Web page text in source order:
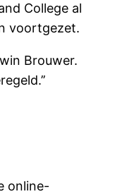
College al
voortgezet.
Brouwer.
online-